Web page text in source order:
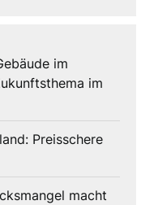
im
im
Preisschere
macht